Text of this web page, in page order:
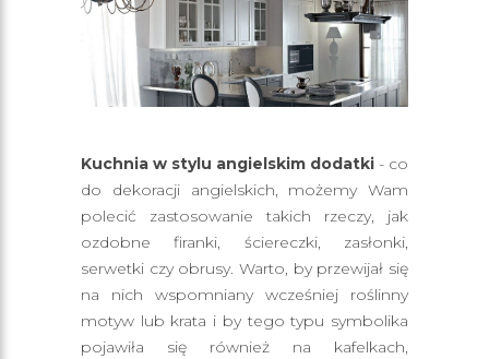
Kuchnia w stylu angielskim dodatki - co
do dekoracji angielskich, możemy Wam
polecić zastosowanie takich rzeczy, jak
ozdobne firanki, ściereczki, zasłonki,
serwetki czy obrusy. Warto, by przewijał się
na nich wspomniany wcześniej roślinny
motyw lub krata i by tego typu symbolika
pojawiła się również na kafelkach,